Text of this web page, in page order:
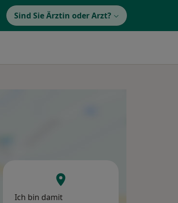
Sind Sie Ärztin oder Arzt?
Ich bin damit